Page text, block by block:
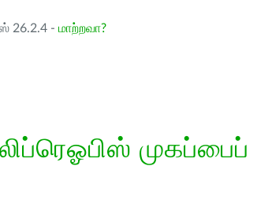
26.2.4 - மாற்றவா?
முகப்பைப்